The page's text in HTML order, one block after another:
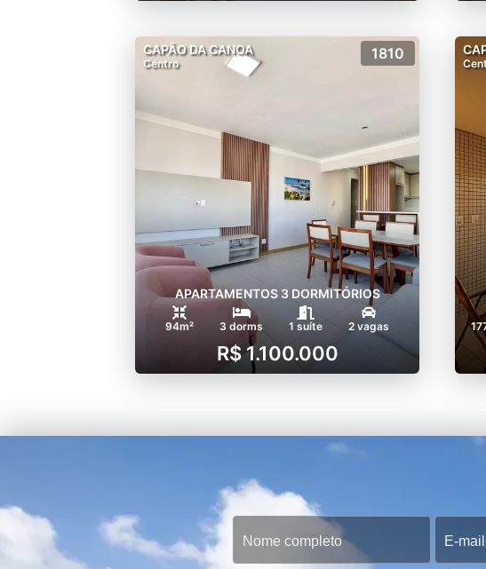
CAPÃO DA CANOA
Centro
1810
APARTAMENTOS 3 DORMITÓRIOS
94m² 3 dorms 1 suíte 2 vagas
R$ 1.100.000